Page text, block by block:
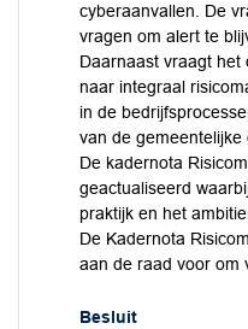
cyberaanvallen. De
vragen om alert te
Daarnaast vraagt het
naar integraal
in de
van de gemeentelijke
De kadernota
geactualiseerd
praktijk en het
De Kadernota
aan de raad voor om
Besluit